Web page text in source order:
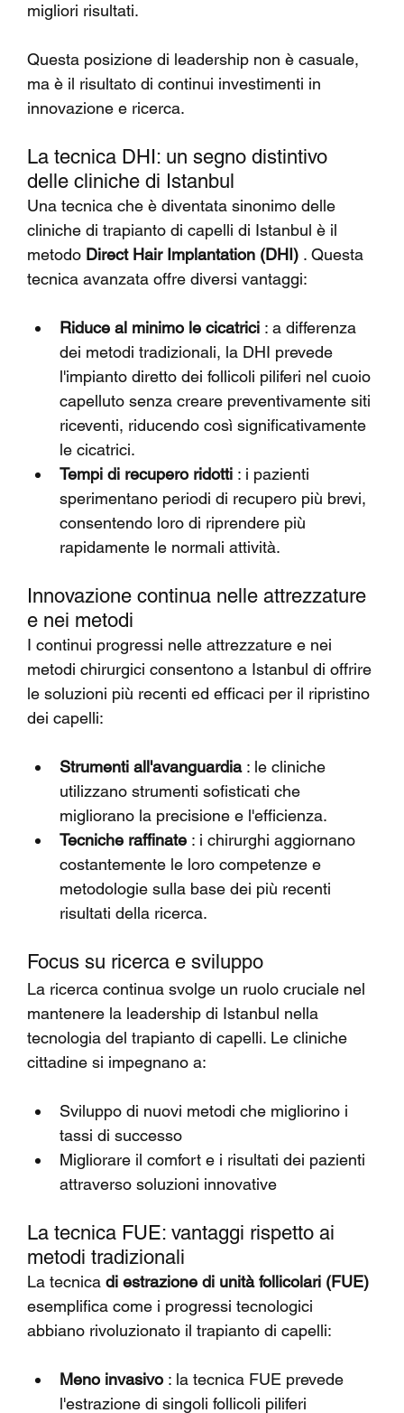
migliori risultati.
Questa posizione di leadership non è casuale,
ma è il risultato di continui investimenti in
innovazione e ricerca.
La tecnica DHI: un segno distintivo
delle cliniche di Istanbul
Una tecnica che è diventata sinonimo delle
cliniche di trapianto di capelli di Istanbul è il
metodo Direct Hair Implantation (DHI) . Questa
tecnica avanzata offre diversi vantaggi:
Riduce al minimo le cicatrici : a differenza
dei metodi tradizionali, la DHI prevede
l'impianto diretto dei follicoli piliferi nel cuoio
capelluto senza creare preventivamente siti
riceventi, riducendo così significativamente
le cicatrici.
Tempi di recupero ridotti : i pazienti
sperimentano periodi di recupero più brevi,
consentendo loro di riprendere più
rapidamente le normali attività.
Innovazione continua nelle attrezzature
e nei metodi
I continui progressi nelle attrezzature e nei
metodi chirurgici consentono a Istanbul di offrire
le soluzioni più recenti ed efficaci per il ripristino
dei capelli:
Strumenti all'avanguardia : le cliniche
utilizzano strumenti sofisticati che
migliorano la precisione e l'efficienza.
Tecniche raffinate : i chirurghi aggiornano
costantemente le loro competenze e
metodologie sulla base dei più recenti
risultati della ricerca.
Focus su ricerca e sviluppo
La ricerca continua svolge un ruolo cruciale nel
mantenere la leadership di Istanbul nella
tecnologia del trapianto di capelli. Le cliniche
cittadine si impegnano a:
Sviluppo di nuovi metodi che migliorino i
tassi di successo
Migliorare il comfort e i risultati dei pazienti
attraverso soluzioni innovative
La tecnica FUE: vantaggi rispetto ai
metodi tradizionali
La tecnica di estrazione di unità follicolari (FUE)
esemplifica come i progressi tecnologici
abbiano rivoluzionato il trapianto di capelli:
Meno invasivo : la tecnica FUE prevede
l'estrazione di singoli follicoli piliferi